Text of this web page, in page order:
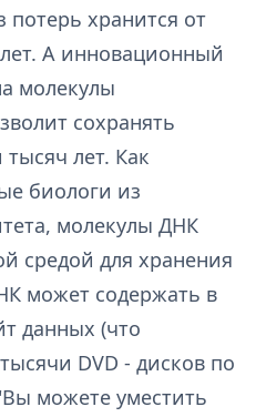
хранится от
А инновационный
молекулы
сохранять
лет. Как
биологи из
молекулы ДНК
средой для хранения
может содержать в
данных (что
DVD - дисков по
можете уместить